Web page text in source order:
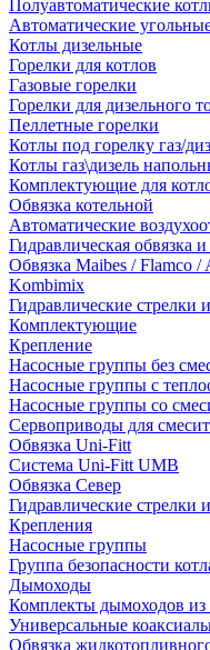
Полуавтоматические
Автоматические
Котлы дизельные
Горелки для котлов
Газовые горелки
Горелки для дизельного
Пеллетные горелки
Котлы под горелку газ/
Котлы газ\дизель
Комплектующие для
Обвязка котельной
Автоматические
Гидравлическая обвязка
Обвязка Maibes / Flamco /
Kombimix
Гидравлические стрелки
Комплектующие
Крепление
Насосные группы без
Насосные группы с
Насосные группы со
Сервоприводы для
Обвязка Uni-Fitt
Система Uni-Fitt UMB
Обвязка Север
Гидравлические стрелки
Крепления
Насосные группы
Группа безопасности
Дымоходы
Комплекты дымоходов
Универсальные
Обвязка